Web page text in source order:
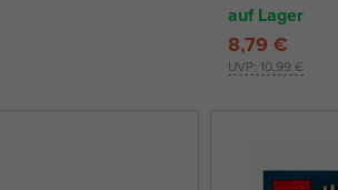
auf Lager
UVP: 10,99 €
8,79 €